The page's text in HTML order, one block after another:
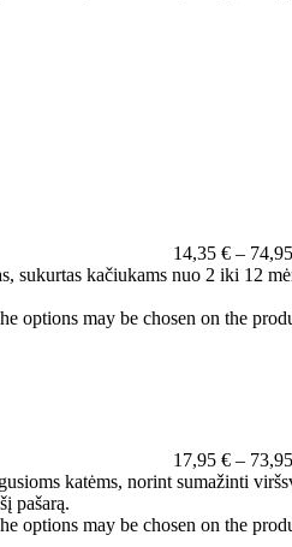
14,35 € – 74,95
sukurtas kačiukams nuo 2 iki 12
options may be chosen on the
17,95 € – 73,95
katėms, norint sumažinti
pašarą.
options may be chosen on the